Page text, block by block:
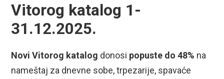
Vitorog katalog 1-
31.12.2025.
Novi Vitorog katalog donosi popuste do 48% na
nameštaj za dnevne sobe, trpezarije, spavaće